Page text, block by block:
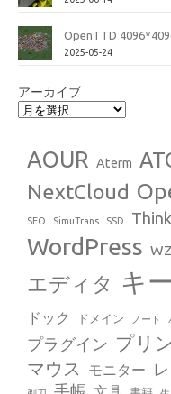
OpenTTD
2025-05-24
アーカイブ
AOUR Aterm
NextCloud
SEO SimuTrans SSD
WordPress WZ
エディタ キ
ドック
ドメイン ノート
プラグイン プリ
マウス モニター